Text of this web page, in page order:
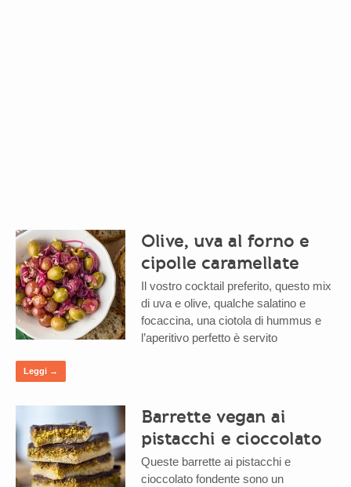
Olive, uva al forno e
cipolle caramellate
Il vostro cocktail preferito, questo mix
di uva e olive, qualche salatino e
focaccina, una ciotola di hummus e
l’aperitivo perfetto è servito
Leggi →
Barrette vegan ai
pistacchi e cioccolato
Queste barrette ai pistacchi e
cioccolato fondente sono un